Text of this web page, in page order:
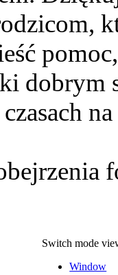
dobrym
Switch mode
Window